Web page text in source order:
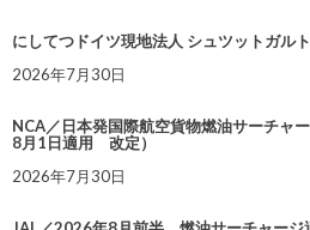
にしてつドイツ現地法人 シュツットガル
2026年7月30日
NCA／日本発国際航空貨物燃油サーチャ
8月1日適用 改定）
2026年7月30日